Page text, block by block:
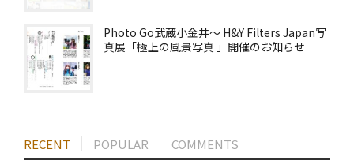
Photo Go武蔵小金井～ H&Y Filters Japan写
真展「極上の風景写真 」開催のお知らせ
RECENT POPULAR COMMENTS